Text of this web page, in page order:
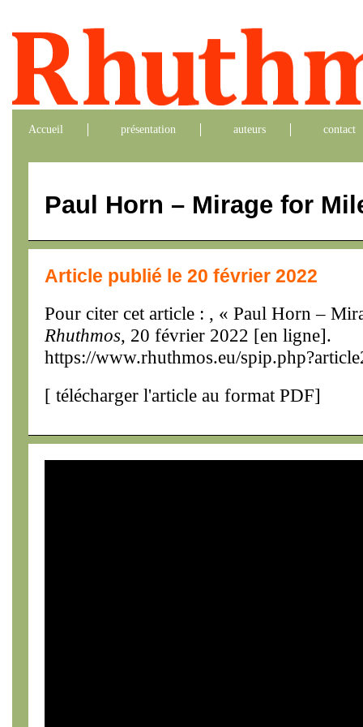
Accueil présentation auteurs contact
Paul Horn – Mirage for
Article publié le 20 février 2022
Pour citer cet article : , « Paul Horn –
Rhuthmos, 20 février 2022 [en ligne].
https://www.rhuthmos.eu/
[ télécharger l'article au format PDF]